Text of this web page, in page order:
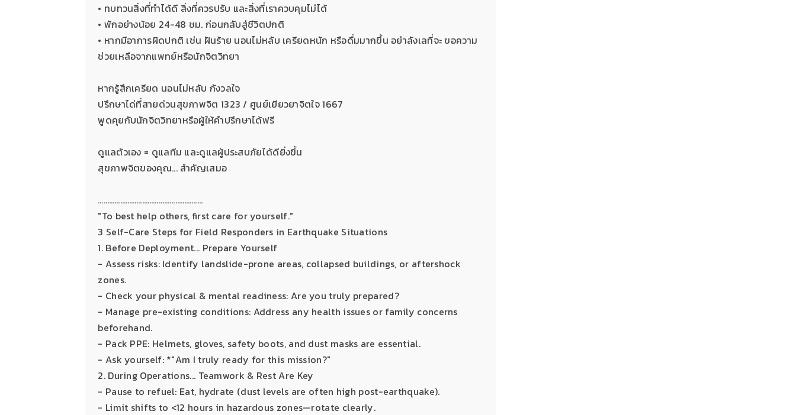
• ทบทวนสิ่งที่ทำได้ดี สิ่งที่ควรปรับ และสิ่งที่เราควบคุมไม่ได้
• พักอย่างน้อย 24-48 ชม. ก่อนกลับสู่ชีวิตปกติ
• หากมีอาการผิดปกติ เช่น ฝันร้าย นอนไม่หลับ เครียดหนัก หรือดื่มมากขึ้น อย่าลังเลที่จะ ขอความ
ช่วยเหลือจากแพทย์หรือนักจิตวิทยา
หากรู้สึกเครียด นอนไม่หลับ กังวลใจ
ปรึกษาได่ที่สายด่วนสุขภาพจิต 1323 / ศูนย์เยียวยาจิตใจ 1667
พูดคุยกับนักจิตวิทยาหรือผู้ให้คำปรึกษาได้ฟรี
ดูแลตัวเอง = ดูแลทีม และดูแลผู้ประสบภัยได้ดียิ่งขึ้น
สุขภาพจิตของคุณ... สำคัญเสมอ
…………………………………………………
"To best help others, first care for yourself."
3 Self-Care Steps for Field Responders in Earthquake Situations
1. Before Deployment... Prepare Yourself
- Assess risks: Identify landslide-prone areas, collapsed buildings, or aftershock
zones.
- Check your physical & mental readiness: Are you truly prepared?
- Manage pre-existing conditions: Address any health issues or family concerns
beforehand.
- Pack PPE: Helmets, gloves, safety boots, and dust masks are essential.
- Ask yourself: *"Am I truly ready for this mission?"
2. During Operations... Teamwork & Rest Are Key
- Pause to refuel: Eat, hydrate (dust levels are often high post-earthquake).
- Limit shifts to <12 hours in hazardous zones—rotate clearly.